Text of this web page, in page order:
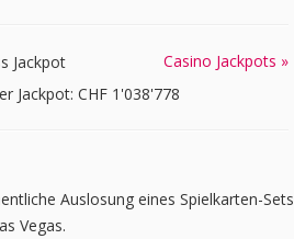
Casino Jackpots »
Jackpot: CHF 1'038'778
Auslosung eines Spielkarten-Sets
Vegas.